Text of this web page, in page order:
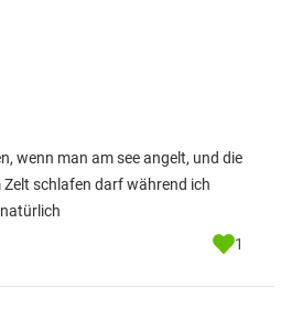
wenn man am see angelt, und die
schlafen darf während ich
1